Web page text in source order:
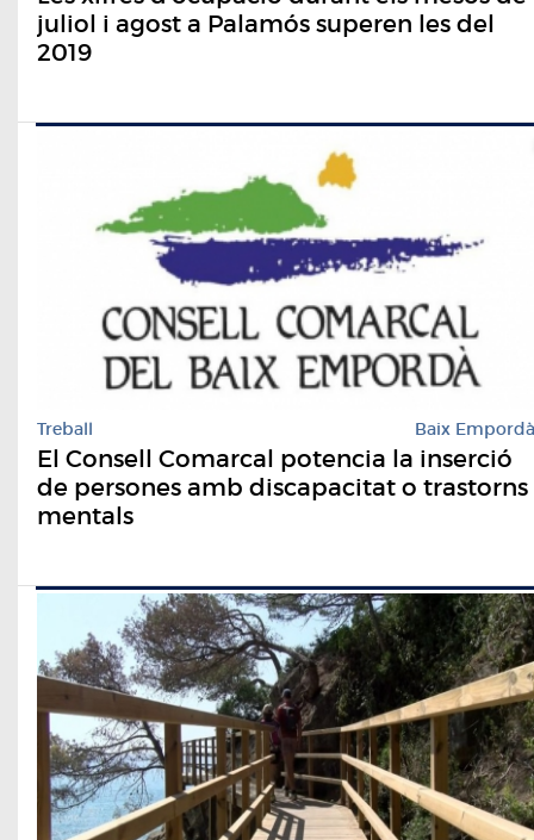
juliol i agost a Palamós superen les del
2019
Treball Baix Empordà
El Consell Comarcal potencia la inserció
de persones amb discapacitat o trastorns
mentals